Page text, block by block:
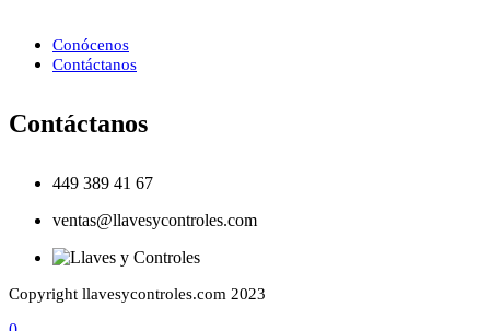
Conócenos
Contáctanos
Contáctanos
449 389 41 67
ventas@llavesycontroles.com
Copyright llavesycontroles.com 2023